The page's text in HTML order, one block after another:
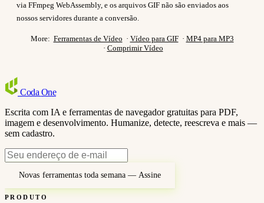
via FFmpeg WebAssembly, e os arquivos GIF não são enviados aos
nossos servidores durante a conversão.
More: Ferramentas de Vídeo · Vídeo para GIF· MP4 para MP3
· Comprimir Vídeo
Coda One
Escrita com IA e ferramentas de navegador gratuitas para PDF,
imagem e desenvolvimento. Humanize, detecte, reescreva e mais —
sem cadastro.
Novas ferramentas toda semana — Assine
PRODUTO